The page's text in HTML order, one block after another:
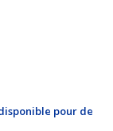
pour de